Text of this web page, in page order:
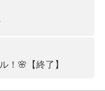
！🌸【終了】